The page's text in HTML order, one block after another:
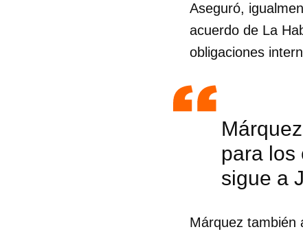
Aseguró,
acuerdo de La
obligaciones
para los
sigue a
Márquez también